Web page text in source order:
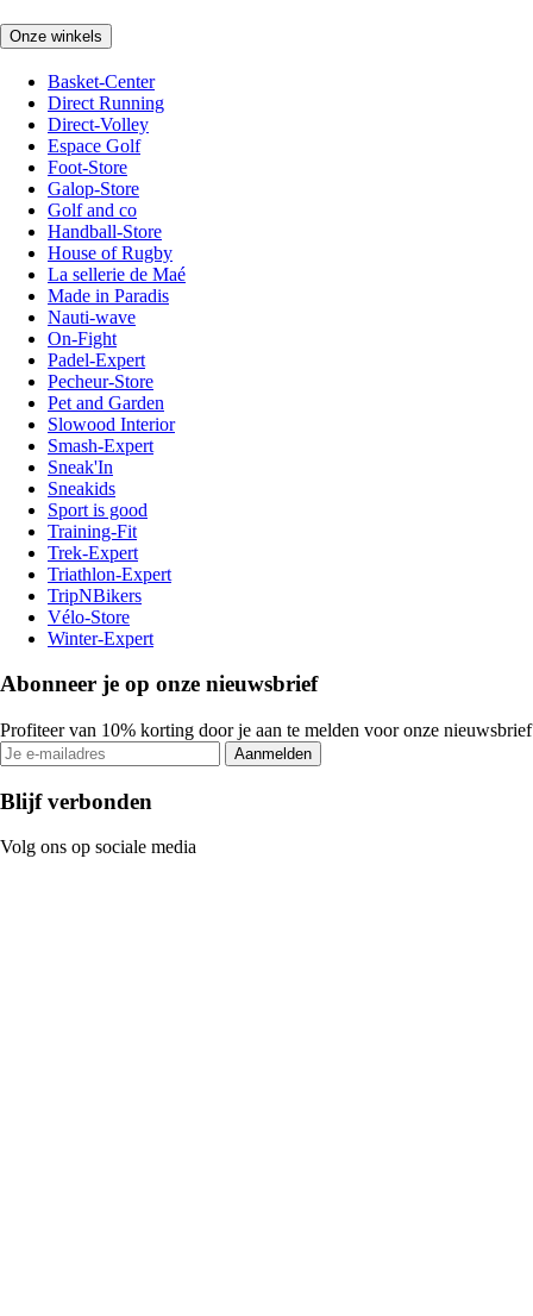
Onze winkels
Basket-Center
Direct Running
Direct-Volley
Espace Golf
Foot-Store
Galop-Store
Golf and co
Handball-Store
House of Rugby
La sellerie de Maé
Made in Paradis
Nauti-wave
On-Fight
Padel-Expert
Pecheur-Store
Pet and Garden
Slowood Interior
Smash-Expert
Sneak'In
Sneakids
Sport is good
Training-Fit
Trek-Expert
Triathlon-Expert
TripNBikers
Vélo-Store
Winter-Expert
Abonneer je op onze nieuwsbrief
Profiteer van 10% korting door je aan te melden voor onze nieuwsbrief
Aanmelden
Blijf verbonden
Volg ons op sociale media